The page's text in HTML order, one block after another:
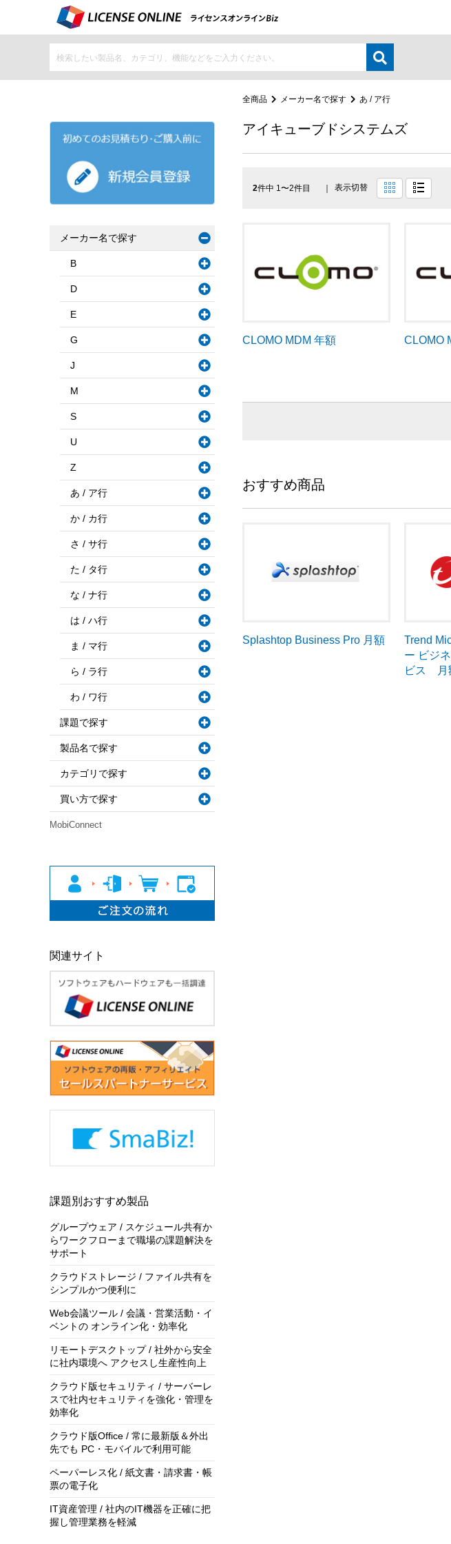
全商品 メーカー名で探す あ / ア行
アイキューブドシステムズ
2件中 1〜2件目 表示切替
CLOMO MDM 年額 CLOMO
おすすめ商品
Splashtop Business Pro 月額
Trend
ー ビジ
ビス 月
メーカー名で探す
B
D
E
G
J
M
S
U
Z
あ / ア行
か / カ行
さ / サ行
た / タ行
な / ナ行
は / ハ行
ま / マ行
ら / ラ行
わ / ワ行
課題で探す
製品名で探す
カテゴリで探す
買い方で探す
MobiConnect
関連サイト
課題別おすすめ製品
グループウェア / スケジュール共有か
らワークフローまで職場の課題解決を
サポート
クラウドストレージ / ファイル共有を
シンプルかつ便利に
Web会議ツール / 会議・営業活動・イ
ベントの オンライン化・効率化
リモートデスクトップ / 社外から安全
に社内環境へ アクセスし生産性向上
クラウド版セキュリティ / サーバーレ
スで社内セキュリティを強化・管理を
効率化
クラウド版Office / 常に最新版＆外出
先でも PC・モバイルで利用可能
ペーパーレス化 / 紙文書・請求書・帳
票の電子化
IT資産管理 / 社内のIT機器を正確に把
握し管理業務を軽減